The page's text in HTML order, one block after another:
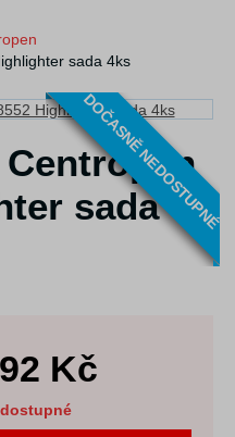
sada 4ks
DOČASNĚ NEDOSTUPNÉ
sada
92 Kč